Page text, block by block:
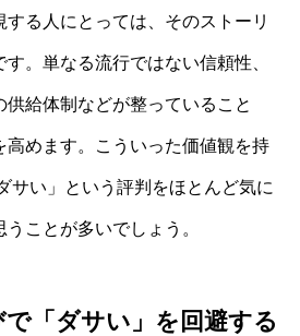
する人にとっては、そのストーリ
。単なる流行ではない信頼性、
給体制などが整っていること
高めます。こういった価値観を持
サい」という評判をほとんど気に
ことが多いでしょう。
「ダサい」を回避する